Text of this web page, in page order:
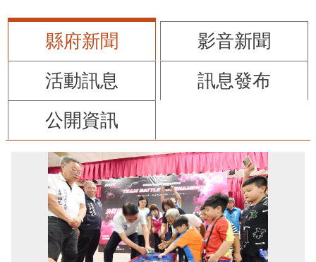
縣府新聞
影音新聞
活動訊息
訊息發布
公開資訊